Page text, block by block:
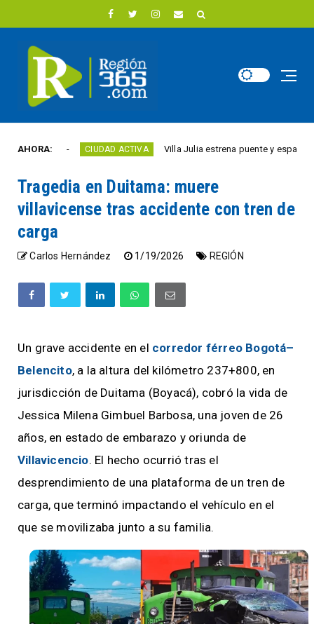
AHORA:CIUDAD ACTIVA Villa Julia estrena puente y espacios
Tragedia en Duitama: muere
villavicense tras accidente con tren de
carga
Carlos Hernández 1/19/2026 REGIÓN
Un grave accidente en el corredor férreo Bogotá–
Belencito, a la altura del kilómetro 237+800, en
jurisdicción de Duitama (Boyacá), cobró la vida de
Jessica Milena Gimbuel Barbosa, una joven de 26
años, en estado de embarazo y oriunda de
Villavicencio. El hecho ocurrió tras el
desprendimiento de una plataforma de un tren de
carga, que terminó impactando el vehículo en el
que se movilizaba junto a su familia.